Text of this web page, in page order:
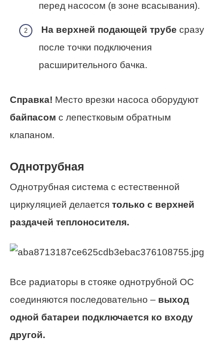
перед насосом (в зоне всасывания).
На верхней подающей трубе сразу
после точки подключения
расширительного бачка.
Справка! Место врезки насоса оборудуют
байпасом с лепестковым обратным
клапаном.
Однотрубная
Однотрубная система с естественной
циркуляцией делается только с верхней
раздачей теплоносителя.
Все радиаторы в стояке однотрубной ОС
соединяются последовательно – выход
одной батареи подключается ко входу
другой.